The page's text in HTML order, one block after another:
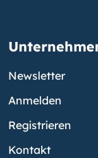
Newsletter
Anmelden
Registrieren
Kontakt